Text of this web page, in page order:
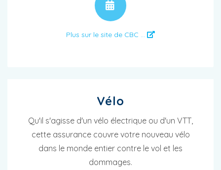
Plus sur le site de CBC ...
Vélo
Qu'il s'agisse d'un vélo électrique ou d'un VTT,
cette assurance couvre votre nouveau vélo
dans le monde entier contre le vol et les
dommages.